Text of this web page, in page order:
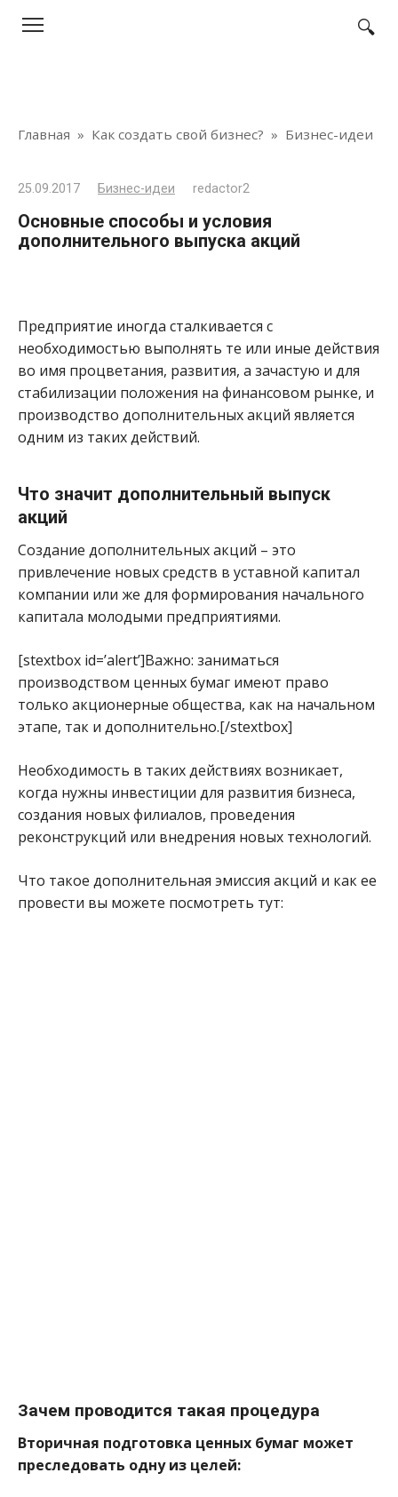
Главная » Как создать свой бизнес? » Бизнес-идеи
25.09.2017 Бизнес-идеи redactor2
Основные способы и условия
дополнительного выпуска акций
Предприятие иногда сталкивается с
необходимостью выполнять те или иные действия
во имя процветания, развития, а зачастую и для
стабилизации положения на финансовом рынке, и
производство дополнительных акций является
одним из таких действий.
Что значит дополнительный выпуск
акций
Создание дополнительных акций – это
привлечение новых средств в уставной капитал
компании или же для формирования начального
капитала молодыми предприятиями.
[stextbox id=’alert’]Важно: заниматься
производством ценных бумаг имеют право
только акционерные общества, как на начальном
этапе, так и дополнительно.[/stextbox]
Необходимость в таких действиях возникает,
когда нужны инвестиции для развития бизнеса,
создания новых филиалов, проведения
реконструкций или внедрения новых технологий.
Что такое дополнительная эмиссия акций и как ее
провести вы можете посмотреть тут:
Зачем проводится такая процедура
Вторичная подготовка ценных бумаг может
преследовать одну из целей: